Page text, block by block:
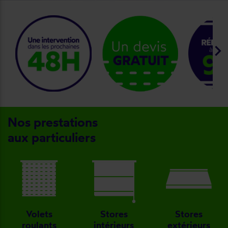
keyboard_arrow_right
Nos prestations
aux particuliers
Volets
roulants
Stores
intérieurs
Stores
extérieurs